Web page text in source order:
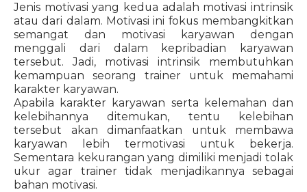
Jenis motivasi yang kedua adalah motivasi intrinsik
atau dari dalam. Motivasi ini fokus membangkitkan
semangat dan motivasi karyawan dengan
menggali dari dalam kepribadian karyawan
tersebut. Jadi, motivasi intrinsik membutuhkan
kemampuan seorang trainer untuk memahami
karakter karyawan.
Apabila karakter karyawan serta kelemahan dan
kelebihannya ditemukan, tentu kelebihan
tersebut akan dimanfaatkan untuk membawa
karyawan lebih termotivasi untuk bekerja.
Sementara kekurangan yang dimiliki menjadi tolak
ukur agar trainer tidak menjadikannya sebagai
bahan motivasi.